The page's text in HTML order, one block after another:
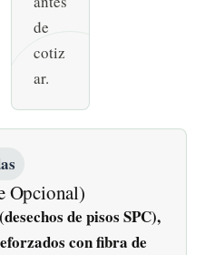
de
cotiz
ar.
Opcional)
de pisos SPC),
con fibra de